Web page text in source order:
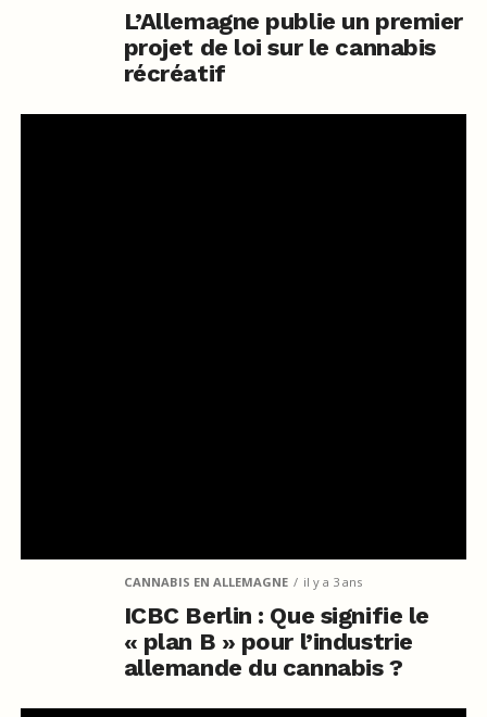
L’Allemagne publie un premier
projet de loi sur le cannabis
récréatif
CANNABIS EN ALLEMAGNE il y a 3 ans
ICBC Berlin : Que signifie le
« plan B » pour l’industrie
allemande du cannabis ?